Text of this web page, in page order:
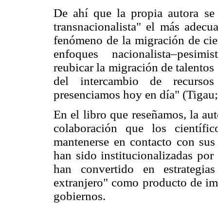
De ahí que la propia autora
transnacionalista" el más
fenómeno de la migración de
enfoques
reubicar la migración de
del intercambio de
presenciamos hoy en día"
En el libro que reseñamos, la
colaboración que los
mantenerse en contacto con
han sido institucionalizadas
han convertido en
extranjero" como producto de
gobiernos.